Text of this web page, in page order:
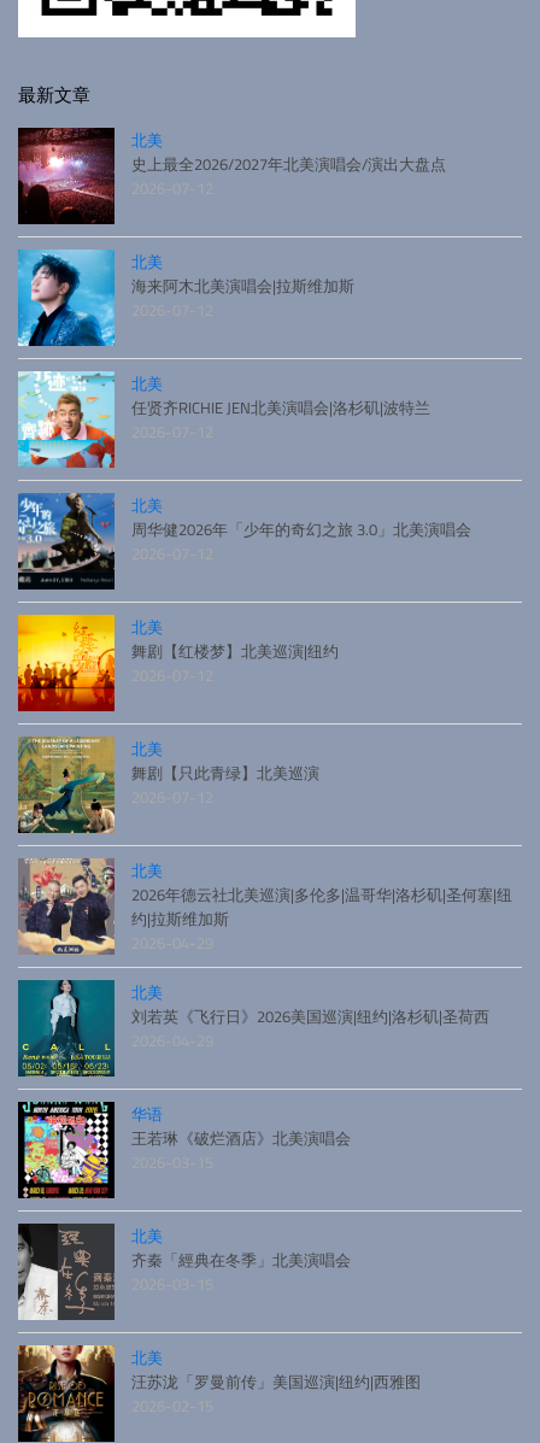
最新文章
北美
史上最全2026/2027年北美演唱会/演出大盘点
2026-07-12
北美
海来阿木北美演唱会|拉斯维加斯
2026-07-12
北美
任贤齐RICHIE JEN北美演唱会|洛杉矶|波特兰
2026-07-12
北美
周华健2026年「少年的奇幻之旅 3.0」北美演唱会
2026-07-12
北美
舞剧【红楼梦】北美巡演|纽约
2026-07-12
北美
舞剧【只此青绿】北美巡演
2026-07-12
北美
2026年德云社北美巡演|多伦多|温哥华|洛杉矶|圣何塞|纽
约|拉斯维加斯
2026-04-29
北美
刘若英《飞行日》2026美国巡演|纽约|洛杉矶|圣荷西
2026-04-29
华语
王若琳《破烂酒店》北美演唱会
2026-03-15
北美
齐秦「經典在冬季」北美演唱会
2026-03-15
北美
汪苏泷「罗曼前传」美国巡演|纽约|西雅图
2026-02-15